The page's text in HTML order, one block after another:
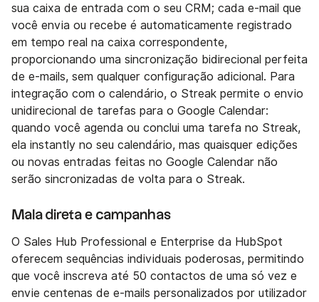
sua caixa de entrada com o seu CRM; cada e-mail que
você envia ou recebe é automaticamente registrado
em tempo real na caixa correspondente,
proporcionando uma sincronização bidirecional perfeita
de e-mails, sem qualquer configuração adicional. Para
integração com o calendário, o Streak permite o envio
unidirecional de tarefas para o Google Calendar:
quando você agenda ou conclui uma tarefa no Streak,
ela instantly no seu calendário, mas quaisquer edições
ou novas entradas feitas no Google Calendar não
serão sincronizadas de volta para o Streak.
Mala direta e campanhas
O Sales Hub Professional e Enterprise da HubSpot
oferecem sequências individuais poderosas, permitindo
que você inscreva até 50 contactos de uma só vez e
envie centenas de e-mails personalizados por utilizador